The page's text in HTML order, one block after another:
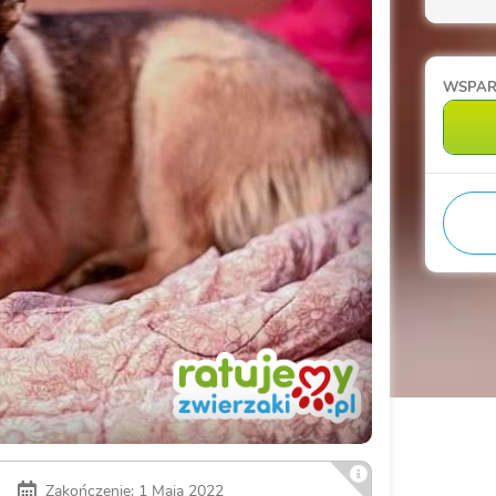
Zakończenie: 1 Maja 2022